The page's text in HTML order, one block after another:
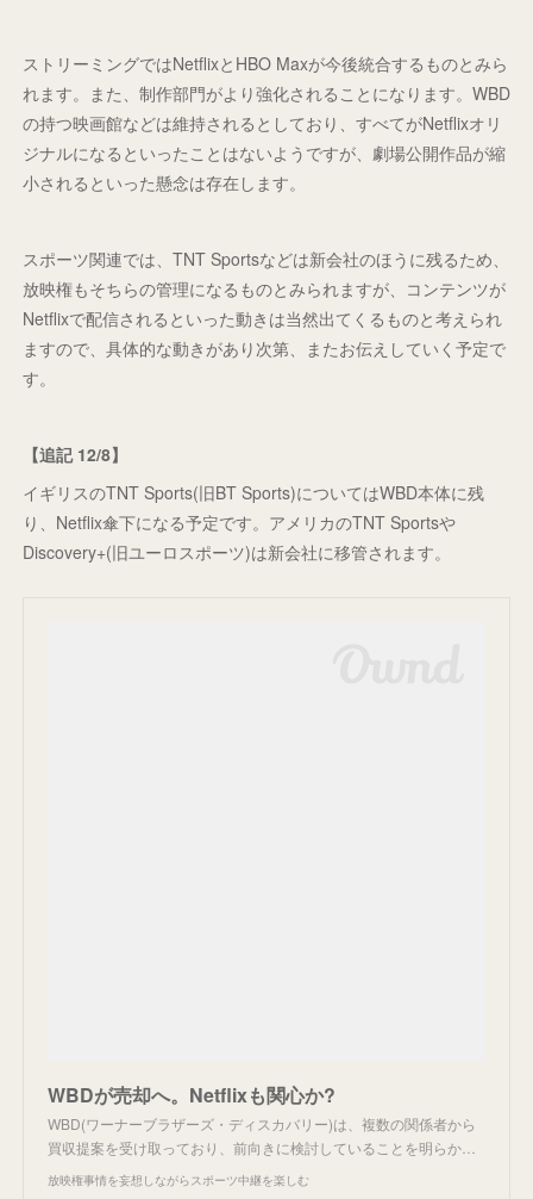
ストリーミングではNetflixとHBO Maxが今後統合するものとみら
れます。また、制作部門がより強化されることになります。WBD
の持つ映画館などは維持されるとしており、すべてがNetflixオリ
ジナルになるといったことはないようですが、劇場公開作品が縮
小されるといった懸念は存在します。
スポーツ関連では、TNT Sportsなどは新会社のほうに残るため、
放映権もそちらの管理になるものとみられますが、コンテンツが
Netflixで配信されるといった動きは当然出てくるものと考えられ
ますので、具体的な動きがあり次第、またお伝えしていく予定で
す。
【追記 12/8】
イギリスのTNT Sports(旧BT Sports)についてはWBD本体に残
り、Netflix傘下になる予定です。アメリカのTNT Sportsや
Discovery+(旧ユーロスポーツ)は新会社に移管されます。
WBDが売却へ。Netflixも関心か?
WBD(ワーナーブラザーズ・ディスカバリー)は、複数の関係者から
買収提案を受け取っており、前向きに検討していることを明らか…
放映権事情を妄想しながらスポーツ中継を楽しむ